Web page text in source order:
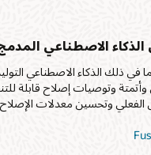
الاصطناعي
في ذلك الذكاء الاصطناعي
وتوصيات إصلاح قابلة
الفعلي وتحسين معدلات